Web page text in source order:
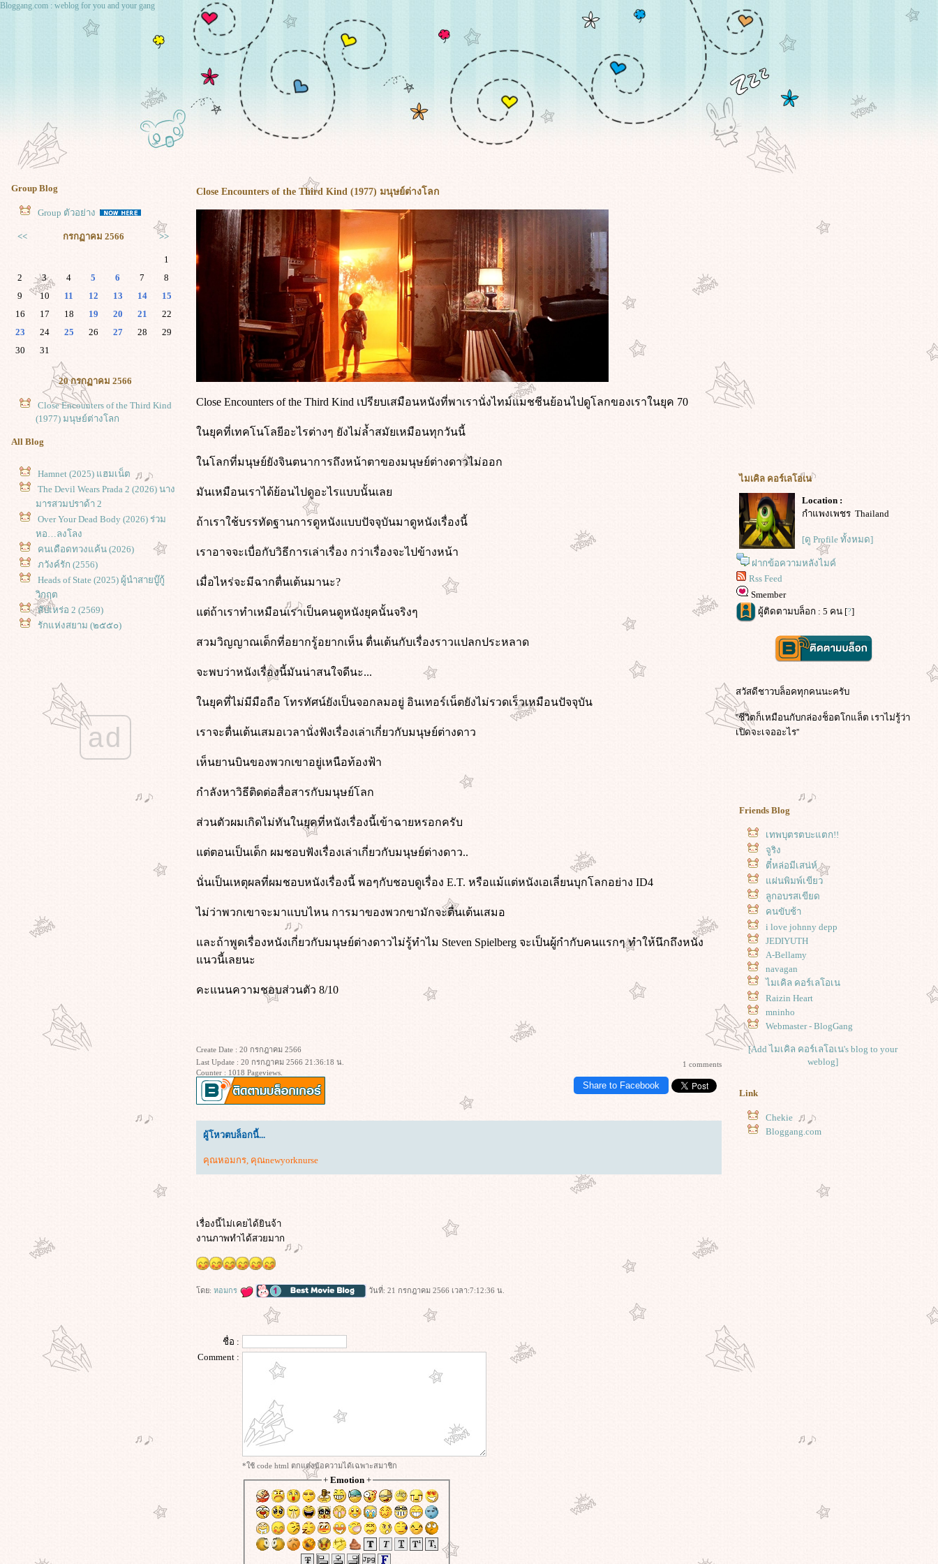
Bloggang.com : weblog for you and your gang
Group Blog
Group ตัวอย่าง
<< กรกฏาคม 2566 >>
1
2
3 4 5 6 7
8
9
10 11 12 13 14
15
16
17 18 19 20 21
22
23
24 25 26 27 28
29
30
31
20 กรกฏาคม 2566
Close Encounters of the Third Kind
(1977) มนุษย์ต่างโลก
All Blog
Hamnet (2025) แฮมเน็ต
The Devil Wears Prada 2 (2026) นาง
มารสวมปราด้า 2
Over Your Dead Body (2026) ร่วม
หอ…ลงโลง
คนเดือดทวงแค้น (2026)
ภวังค์รัก (2556)
Heads of State (2025) ผู้นำสายบู๊กู้
วิกฤต
สัปเหร่อ 2 (2569)
รักแห่งสยาม (๒๕๕๐)
Deep Water (2022) ชู้รักซ่อนลึก
Mercy (2026) 90 นาที สั่งตา
The Voyeurs (2021) ส่อง แส่ ซว
Fake โกหกทั้งเพ (2546)
Star Trek Beyond (2016) สตาร์ เทรค
My Sister's Keeper (2009) ชีวิต
พนักงานใหม่ (โปรดรับไว้พิจารณา)
(2026)
Morning Glory (2010) ยำข่าวเช้ากู้
เรตติ้ง
Project Hail Mary (2026) ภารกิจกู้
Superman Returns (2006) ซูเปอร์แมน
Wuthering Heights (2026) วัทเตอริง
ซุ้มมือปืน (๒๕๔๘)
The Housemaid (2025) ความลับแม่
Thrash (2026) ฉลามคลั่ง ทะเลเดือด
Whisper of the Heart (1995) : ความ
ฝันที่รอการเจียระไน
Paradise Hills (2019) สวรรค์ซ้อนนรก
Pride & Prejudice (2005) ดอกไม้ทร
ad
Close Encounters of the Third Kind (1977) มนุษย์ต่างโลก
Close Encounters of the Third Kind เปรียบเสมือนหนังที่พาเรานั่งไทม์แมชชีนย้อนไปดูโลกของเราในยุค 70
นยุคที่เทคโนโลยีอะไรต่างๆ ยังไม่ล้ำสมัยเหมือนทุกวันนี้
นโลกที่มนุษย์ยังจินตนาการถึงหน้าตาของมนุษย์ต่างดาวไม่ออก
มันเหมือนเราได้ย้อนไปดูอะไรแบบนั้นเล
ถ้าเราใช้บรรทัดฐานการดูหนังแบบปัจจุบันมาดูหนังเรื่องนี้
เราอาจจะเบื่อกับวิธีการเล่าเรื่อง กว่าเรื่องจะไปข้างหน้า
เมื่อไหร่จะมีฉากตื่นเต้นมานะ?
ต่ถ้าเราทำเหมือนเราเป็นคนดูหนังยุคนั้นจริงๆ
สวมวิญญาณเด็กที่อยากรู้อยากเห็น ตื่นเต้นกับเรื่องราวแปลกประหลาด
จะพบว่าหนังเรื่องนี้มันน่าสนใจดีนะ...
นยุคที่ไม่มีมือถือ โทรทัศน์ยังเป็นจอกลมอยู่ อินเทอร์เน็ตยังไม่รวดเร็วเหมือนปัจจุบัน
เราจะตื่นเต้นเสมอเวลานั่งฟังเรื่องเล่าเกี่ยวกับมนุษย์ต่างดาว
เห็นยานบินของพวกเขาอยู่เหนือท้องฟ้า
กำลังหาวิธีติดต่อสื่อสารกับมนุษย์โลก
ส่วนตัวผมเกิดไม่ทันในยุคที่หนังเรื่องนี้เข้าฉายหรอกครับ
ต่ตอนเป็นเด็ก ผมชอบฟังเรื่องเล่าเกี่ยวกับมนุษย์ต่างดาว..
นั่นเป็นเหตุผลที่ผมชอบหนังเรื่องนี้ พอๆกับชอบดูเรื่อง E.T. หรือแม้แต่หนังเอเลี่ยนบุกโลกอย่าง ID4
ไม่ว่าพวกเขาจะมาแบบไหน การมาของพวกขามักจะตื่นเต้นเสมอ
ละถ้าพูดเรื่องหนังเกี่ยวกับมนุษย์ต่างดาวไม่รู้ทำไม Steven Spielberg จะเป็นผู้กำกับคนแรกๆ ทำให้นึกถึงหนัง
นวนี้เลยนะ
คะแนนความชอบส่วนตัว 8/10
Create Date : 20 กรกฎาคม 2566
Last Update : 20 กรกฎาคม 2566 21:36:18 น.
Counter : 1018 Pageviews.
1 comments
Share to Facebook
ผู้โหวตบล็อกนี้...
คุณหอมกร, คุณnewyorknurse
เรื่องนี้ไม่เคยได้ยินจ้า
งานภาพทำได้สวยมาก
ดย: หอมกร วันที่: 21 กรกฎาคม 2566 เวลา:7:12:36 น.
ชื่อ :
Comment :
*ใช้ code html ตกแต่งข้อความได้เฉพาะสมาชิก
+ Emotion+
ไมเคิล คอร์เลโอเน
Location :
กำแพงเพชร Thailand
[ดู Profile ทั้งหมด]
ฝากข้อความหลังไมค์
Rss Feed
Smember
ผู้ติดตามบล็อก : 5 คน [?]
สวัสดีชาวบล็อคทุกคนนะครับ
''ชีวิตก็เหมือนกับกล่องช็อตโกแล็ต เราไม่รู้ว่า
เปิดจะเจออะไร''
Friends Blog
เทพบุตรตบะแตก!!
จูริง
ตี๋หล่อมีเสน่ห์
ผ่นพิมพ์เขียว
ลูกอบรสเขียด
คนขับช้า
i love johnny depp
JEDIYUTH
A-Bellamy
navagan
ไมเคิล คอร์เลโอเน
Raizin Heart
mninho
Webmaster - BlogGang
[Add ไมเคิล คอร์เลโอเน's blog to your
weblog]
Link
Chekie
Bloggang.com